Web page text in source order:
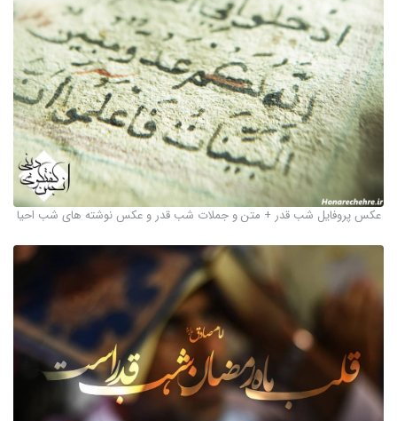
عکس پروفایل شب قدر + متن و جملات شب قدر و عکس نوشته های شب احیا